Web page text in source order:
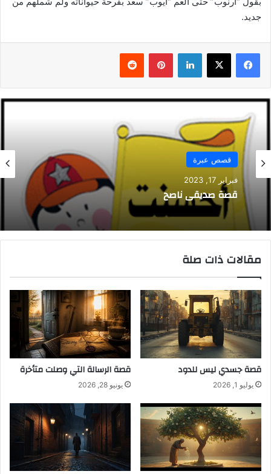
جديد.
فيسبوك ‫X لينكدإن بينتيريست
قصص عبرة
فبراير 17, 2023
قصة صديقي ناصح
مقالات ذات صلة
قصة جسدي ليس للدود
يوليو 1, 2026
قصة الرسالة التي وصلت متأخرة
يونيو 28, 2026